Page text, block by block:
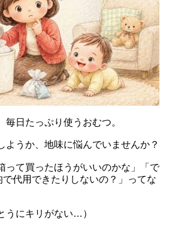
日たっぷり使うおむつ。
ようか、地味に悩んでいませんか？
って買ったほうがいいのかな」「で
で代用できたりしないの？」ってな
うにキリがない…）